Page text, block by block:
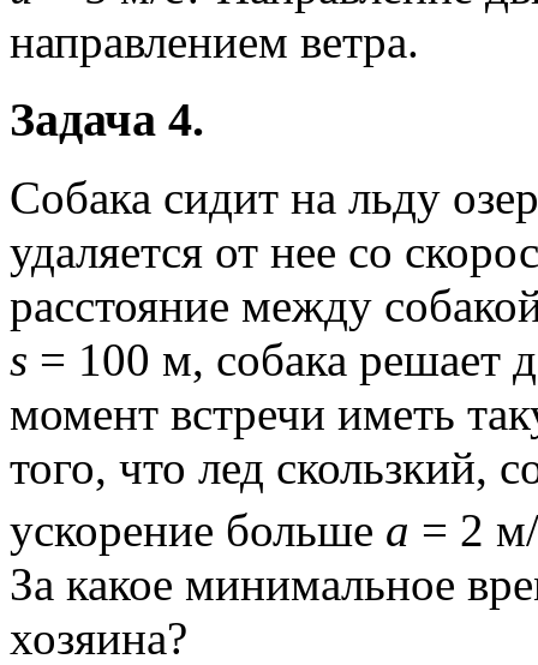
направлением ветра.
Задача 4.
Собака сидит на льду
удаляется от нее со
расстояние между
s = 100 м, собака решает
момент встречи иметь
того, что лед скользкий,
ускорение больше a = 2
За какое минимальное
хозяина?